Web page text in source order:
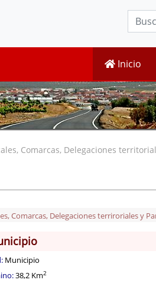
Inicio
Comarcas, Delegaciones
Comarcas, Delegaciones terriroriales y
Municipio
38,2 Km2